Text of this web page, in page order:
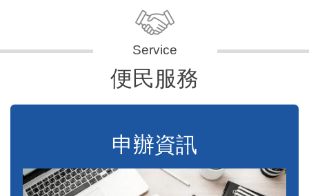
便民服務
申辦資訊